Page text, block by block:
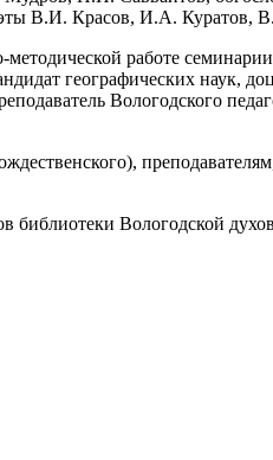
В.И. Красов, И.А. Куратов,
работе
географических наук,
Вологодского
библиотеки Вологодской